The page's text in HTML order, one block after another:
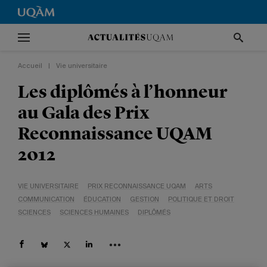
Accueil Vie universitaire
Les diplômés à l’honneur
au Gala des Prix
Reconnaissance UQAM
2012
VIE UNIVERSITAIRE PRIX RECONNAISSANCE UQAM
ARTS
COMMUNICATION
ÉDUCATION GESTION
POLITIQUE ET DROIT
SCIENCES
SCIENCES HUMAINES DIPLÔMÉS